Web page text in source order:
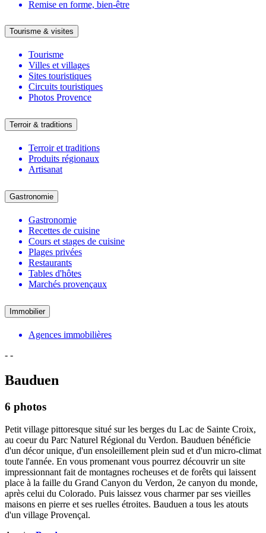
Remise en forme, bien-être
Tourisme & visites
Tourisme
Villes et villages
Sites touristiques
Circuits touristiques
Photos Provence
Terroir & traditions
Terroir et traditions
Produits régionaux
Artisanat
Gastronomie
Gastronomie
Recettes de cuisine
Cours et stages de cuisine
Plages privées
Restaurants
Tables d'hôtes
Marchés provençaux
Immobilier
Agences immobilières
- -
Bauduen
6 photos
Petit village pittoresque situé sur les berges du Lac de Sainte Croix,
au coeur du Parc Naturel Régional du Verdon. Bauduen bénéficie
d'un décor unique, d'un ensoleillement plein sud et d'un micro-climat
toute l'année. En vous promenant vous pourrez découvrir un site
impressionnant fait de montagnes rocheuses et de forêts qui laissent
place à la faille du Grand Canyon du Verdon, 2e canyon du monde,
après celui du Colorado. Puis laissez vous charmer par ses vieilles
maisons en pierre et ses ruelles étroites. Bauduen a tous les atouts
d'un village Provençal.